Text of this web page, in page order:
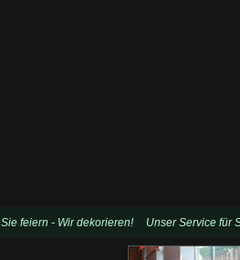
Sie feiern - Wir dekorieren! Unser Service für